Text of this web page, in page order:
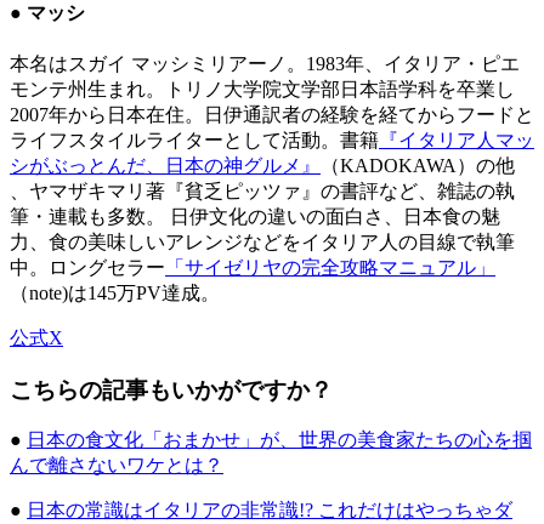
● マッシ
本名はスガイ マッシミリアーノ。1983年、イタリア・ピエ
モンテ州生まれ。トリノ大学院文学部日本語学科を卒業し
2007年から日本在住。日伊通訳者の経験を経てからフードと
ライフスタイルライターとして活動。書籍 『イタリア人マッ
シがぶっとんだ、日本の神グルメ』
（KADOKAWA）の他
、ヤマザキマリ著『貧乏ピッツァ』の書評など、雑誌の執
筆・連載も多数。 日伊文化の違いの面白さ、日本食の魅
力、食の美味しいアレンジなどをイタリア人の目線で執筆
中。ロングセラー 「サイゼリヤの完全攻略マニュアル」
（note)は145万PV達成。
公式X
こちらの記事もいかがですか？
● 日本の食文化「おまかせ」が、世界の美食家たちの心を掴
んで離さないワケとは？
● 日本の常識はイタリアの非常識!? これだけはやっちゃダ